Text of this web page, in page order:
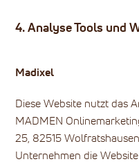
4. Analyse Tools und
Madixel
Diese Website nutzt das
MADMEN
25, 82515
Unternehmen die